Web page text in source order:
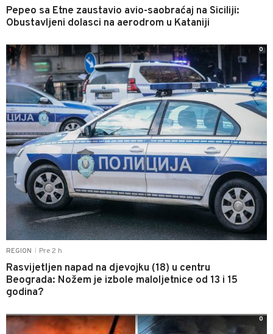
Pepeo sa Etne zaustavio avio-saobraćaj na Siciliji:
Obustavljeni dolasci na aerodrom u Kataniji
REGION Pre 2 h
Rasvijetljen napad na djevojku (18) u centru
Beograda: Nožem je izbole maloljetnice od 13 i 15
godina?
0
0